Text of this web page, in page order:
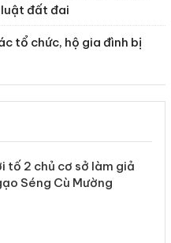
đất đai
tổ chức, hộ gia đình bị
vụ vi phạm thương mại
hộ kinh doanh bán hàng
Adidas, Nike